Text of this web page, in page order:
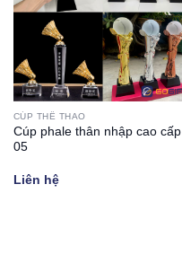
CÚP THỂ THAO
Cúp phale thân nhập cao cấp
05
Liên hệ